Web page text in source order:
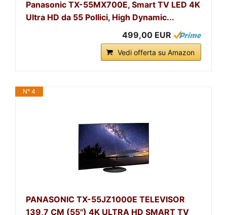
Panasonic TX-55MX700E, Smart TV LED 4K
Ultra HD da 55 Pollici, High Dynamic...
499,00 EUR
Vedi offerta su Amazon
N° 4
PANASONIC TX-55JZ1000E TELEVISOR
139,7 CM (55") 4K ULTRA HD SMART TV